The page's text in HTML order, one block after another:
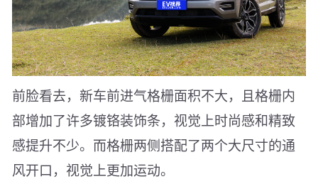
前脸看去，新车前进气格栅面积不大，且格栅内
部增加了许多镀铬装饰条，视觉上时尚感和精致
感提升不少。而格栅两侧搭配了两个大尺寸的通
风开口，视觉上更加运动。